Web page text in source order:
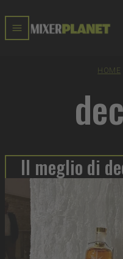
HOME
Il meglio di